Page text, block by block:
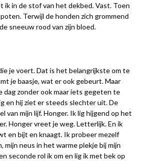
ik in de stof van het dekbed. Vast. Toen
Terwijl de honden zich grommend
sneeuw rood van zijn bloed.
je voert. Dat is het belangrijkste om te
je baasje, wat er ook gebeurt. Maar
dag zonder ook maar iets gegeten te
en hij ziet er steeds slechter uit. De
van mijn lijf. Honger. Ik lig hijgend op het
Honger vreet je weg. Letterlijk. En ik
en bijt en knaagt. Ik probeer mezelf
mijn neus in het warme plekje bij mijn
seconde rol ik om en lig ik met bek op